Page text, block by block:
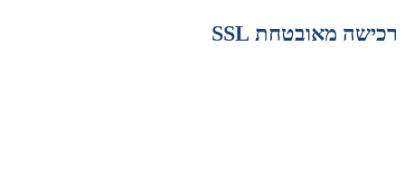
רכישה מאובטחת SSL